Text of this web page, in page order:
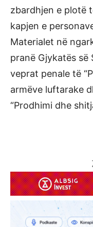
zbardhjen e plotë
kapjen e
Materialet në
pranë Gjykatës së
veprat penale të
armëve luftarake
“Prodhimi dhe